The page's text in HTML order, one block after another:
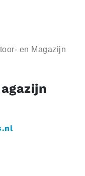
en Magazijn